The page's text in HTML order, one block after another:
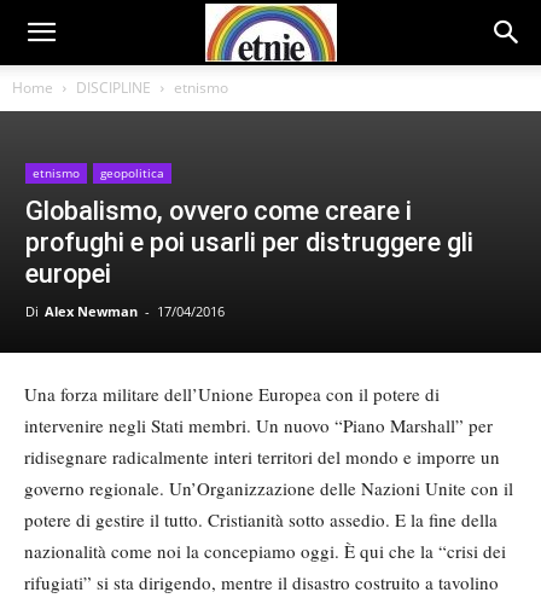
Home DISCIPLINE etnismo
etnismo geopolitica
Globalismo, ovvero come creare i
profughi e poi usarli per distruggere gli
europei
Di Alex Newman - 17/04/2016
Una forza militare dell’Unione Europea con il potere di
intervenire negli Stati membri. Un nuovo “Piano Marshall” per
ridisegnare radicalmente interi territori del mondo e imporre un
governo regionale. Un’Organizzazione delle Nazioni Unite con il
potere di gestire il tutto. Cristianità sotto assedio. E la fine della
nazionalità come noi la concepiamo oggi. È qui che la “crisi dei
rifugiati” si sta dirigendo, mentre il disastro costruito a tavolino